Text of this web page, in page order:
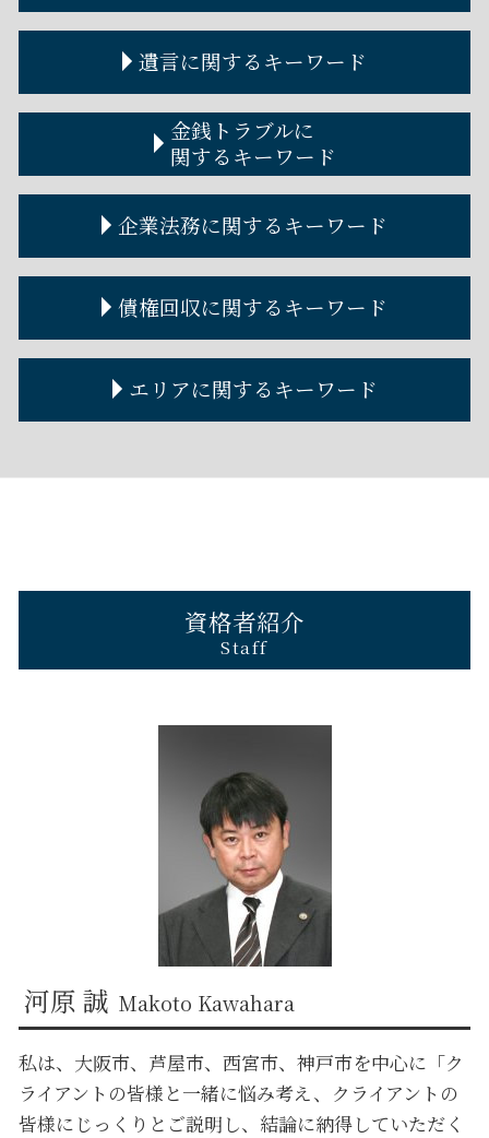
自己破産とは デメリット
破産管財人とは わかりやすく
自己破産 流れ
自己破産 デメリット
自己破産とは
自己破産 クレジットカード
自己破産 費用
自己破産 費用 免除
自己破産 車 ローン
自己破産 損害賠償
自己破産とは わかりやすく
不動産トラブル 弁護士
アパート 取り壊し 立ち退き 拒否
不動産トラブル 事例
家賃滞納 差し押さえ
不動産トラブル
不動産トラブル 弁護士 費用
賃貸借契約 解除
不動産トラブル 裁判
個人間 不動産売買
離婚調停
離婚裁判 期間
離婚裁判 費用
離婚届 必要書類
離婚調停 期間
離婚協議
離婚協議書
遺言に関するキーワード
遺言書 書き方
遺言公正証書 費用
遺言執行者
遺言書 公正証書
金銭トラブルに
関するキーワード
個人金銭トラブル 弁護士
金銭トラブル 相談
金銭トラブル 個人間
金銭トラブル 事例
金銭トラブル 男女
金銭トラブル 裁判
金銭トラブル 弁護士
企業法務に関するキーワード
弁護士 顧問
企業法務とは
契約書の作成
契約書作成 弁護士費用
企業法務 法律事務所
コーポレートガバナンス 内部統制
債権回収に関するキーワード
債権回収の方法
債権回収 弁護士
債権回収 泣き寝入り
エリアに関するキーワード
兵庫 不動産トラブル 弁護士
西宮市 遺言 弁護士
芦屋市 自己破産 弁護士
神戸市 債権回収 弁護士
芦屋市 企業法務 弁護士
西宮市 企業法務 弁護士
大阪市 債権回収 弁護士
大阪市 離婚 弁護士
奈良 債権回収 弁護士
奈良 不動産トラブル 弁護士
兵庫 債権回収 弁護士
京都 遺言 弁護士
兵庫 金銭トラブル 弁護士
西宮市 債権回収 弁護士
資格者紹介
Staff
河原 誠 Makoto Kawahara
私は、大阪市、芦屋市、西宮市、神戸市を中心に「ク
ライアントの皆様と一緒に悩み考え、クライアントの
皆様にじっくりとご説明し、結論に納得していただく